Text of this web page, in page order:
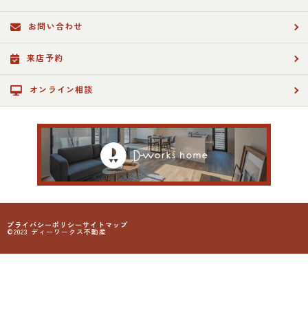
お問い合わせ
来店予約
オンライン相談
プライバシーポリシーサイトマップ
©2023 ディーワークス不動産